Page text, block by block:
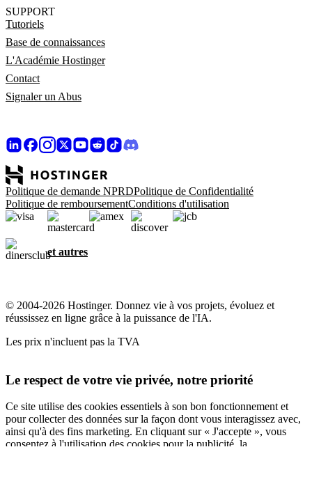
SUPPORT
Tutoriels
Base de connaissances
L'Académie Hostinger
Contact
Signaler un Abus
Politique de demande NPRDPolitique de Confidentialité
Politique de remboursementConditions d'utilisation
et autres
© 2004-2026 Hostinger. Donnez vie à vos projets, évoluez et
réussissez en ligne grâce à la puissance de l'IA.
Les prix n'incluent pas la TVA
Le respect de votre vie privée, notre priorité
Ce site utilise des cookies essentiels à son bon fonctionnement et
pour collecter des données sur la façon dont vous interagissez avec,
ainsi qu'à des fins marketing. En cliquant sur « J'accepte », vous
consentez à l'utilisation des cookies pour la publicité, la